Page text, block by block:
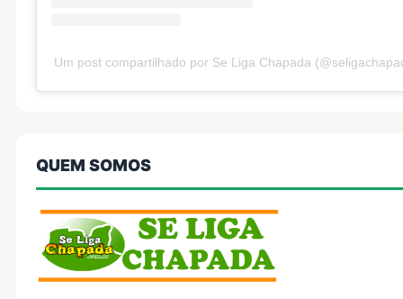
Um post compartilhado por Se Liga Chapada
QUEM SOMOS